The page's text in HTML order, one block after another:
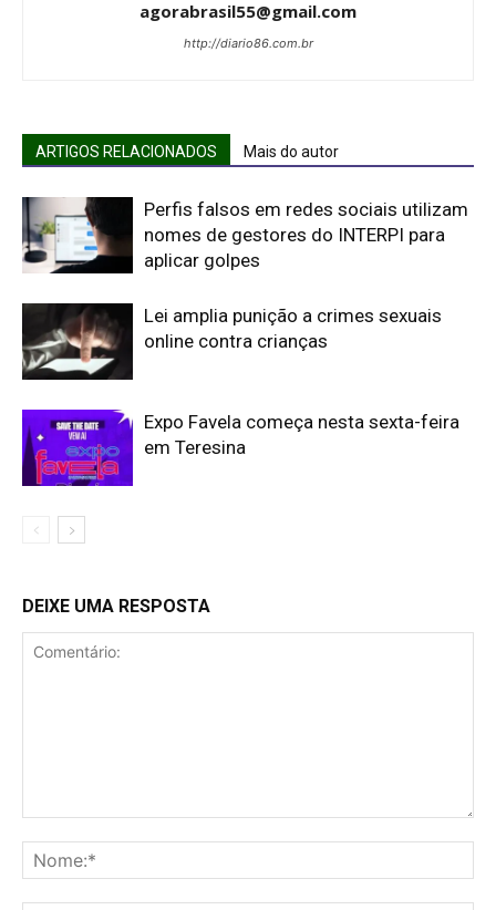
agorabrasil55@gmail.com
http://diario86.com.br
ARTIGOS RELACIONADOS Mais do autor
Perfis falsos em redes sociais utilizam
nomes de gestores do INTERPI para
aplicar golpes
Lei amplia punição a crimes sexuais
online contra crianças
Expo Favela começa nesta sexta-feira
em Teresina
DEIXE UMA RESPOSTA